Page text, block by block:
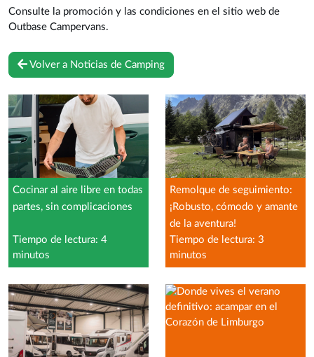
Consulte la promoción y las condiciones en el sitio web de
Outbase Campervans.
Volver a Noticias de Camping
Cocinar al aire libre en todas
partes, sin complicaciones
Tiempo de lectura: 4
minutos
Remolque de seguimiento:
¡Robusto, cómodo y amante
de la aventura!
Tiempo de lectura: 3
minutos